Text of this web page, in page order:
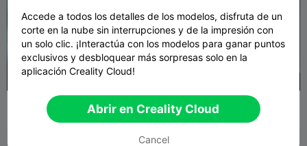
JUGUETE ROBOT FLEXI IMPRIMIR EN SU SITIO
103
Accede a todos los detalles de los modelos, disfruta de un
corte en la nube sin interrupciones y de la impresión con
un solo clic. ¡Interactúa con los modelos para ganar puntos
exclusivos y desbloquear más sorpresas solo en la
aplicación Creality Cloud!
Abrir en Creality Cloud
Cancel